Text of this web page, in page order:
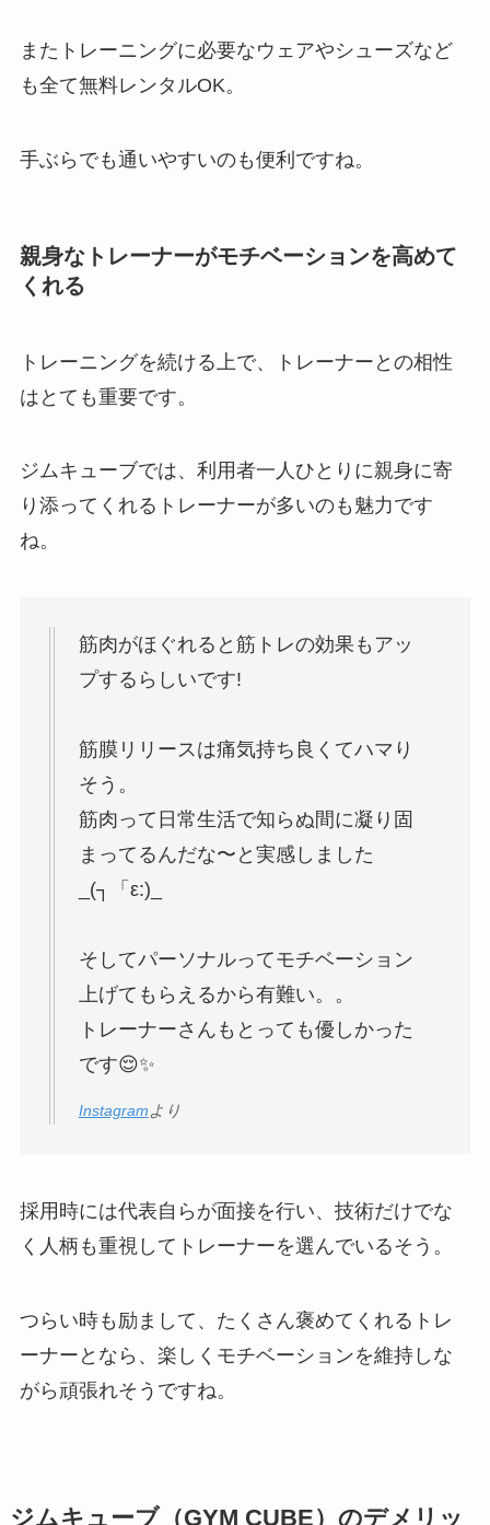
またトレーニングに必要なウェアやシューズなど
も全て無料レンタルOK。
手ぶらでも通いやすいのも便利ですね。
親身なトレーナーがモチベーションを高めて
くれる
トレーニングを続ける上で、トレーナーとの相性
はとても重要です。
ジムキューブでは、利用者一人ひとりに親身に寄
り添ってくれるトレーナーが多いのも魅力です
ね。
筋肉がほぐれると筋トレの効果もアッ
プするらしいです!
筋膜リリースは痛気持ち良くてハマり
そう。
筋肉って日常生活で知らぬ間に凝り固
まってるんだな〜と実感しました
_(┐「ε:)_
そしてパーソナルってモチベーション
上げてもらえるから有難い。。
トレーナーさんもとっても優しかった
です😌✨
Instagramより
採用時には代表自らが面接を行い、技術だけでな
く人柄も重視してトレーナーを選んでいるそう。
つらい時も励まして、たくさん褒めてくれるトレ
ーナーとなら、楽しくモチベーションを維持しな
がら頑張れそうですね。
ジムキューブ（GYM CUBE）のデメリッ